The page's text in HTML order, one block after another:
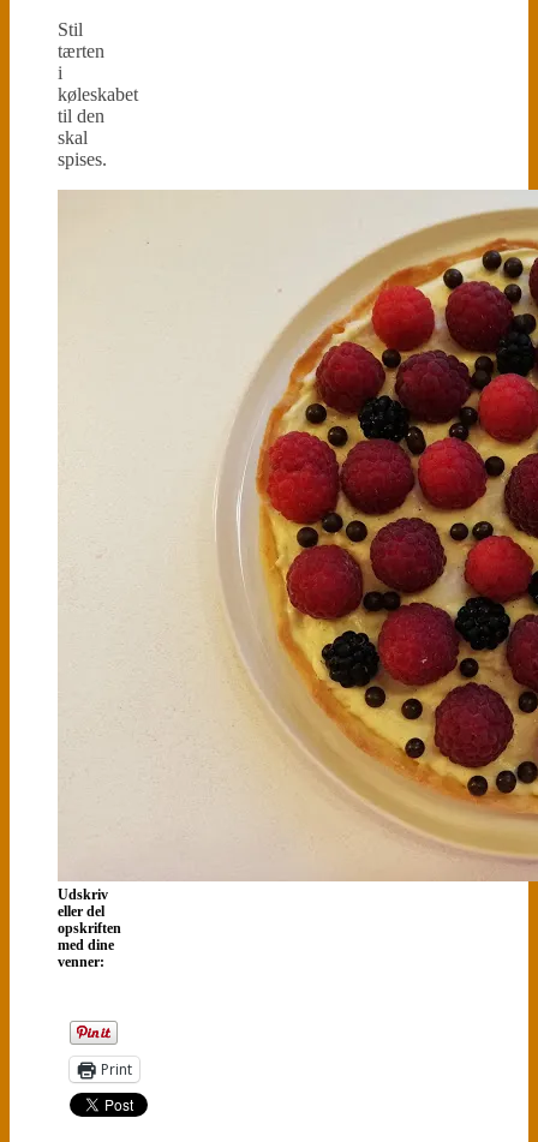
Stil
tærten
i
køleskabet
til den
skal
spises.
Udskriv
eller del
opskriften
med dine
venner:
Print